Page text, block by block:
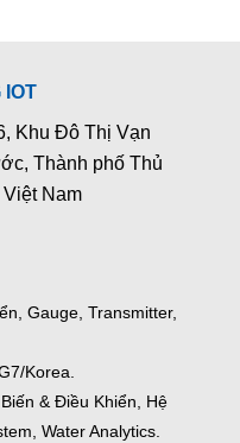
IOT
Khu Đô Thị Vạn
Thành phố Thủ
Nam
Gauge, Transmitter,
Korea.
& Điều Khiển, Hệ
Water Analytics.